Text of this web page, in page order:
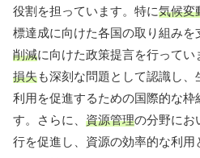
役割を担っています。特に気候変
標達成に向けた各国の取り組みを
削減に向けた政策提言を行ってい
損失も深刻な問題として認識し
利用を促進するための国際的な枠
す。さらに、 資源管理の分野にお
行を促進し、資源の効率的な利用